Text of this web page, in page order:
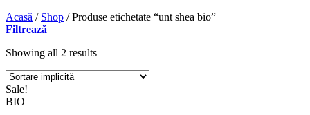
Acasă / Shop /Produse etichetate “unt shea bio”
Filtrează
Showing all 2 results
Sale!
BIO